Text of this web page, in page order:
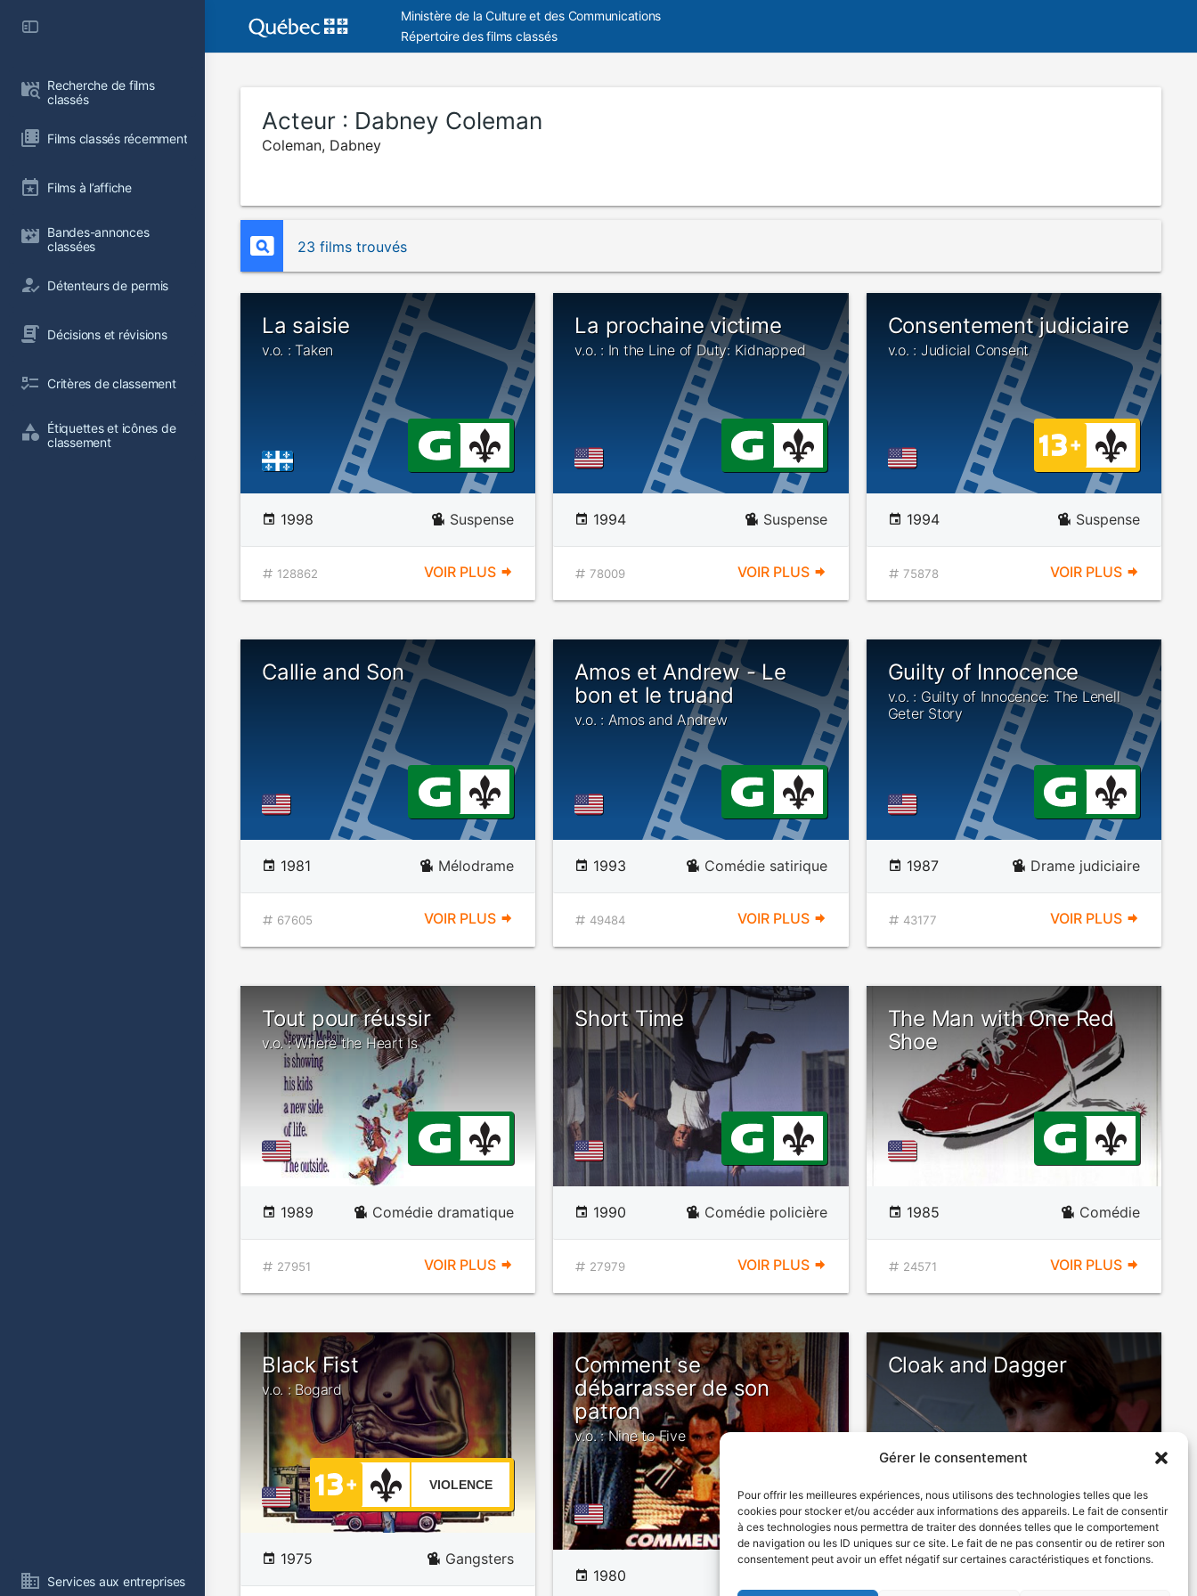
Gérer le consentement
Pour offrir les meilleures expériences, nous utilisons des technologies telles que les
cookies pour stocker et/ou accéder aux informations des appareils. Le fait de consentir
à ces technologies nous permettra de traiter des données telles que le comportement
de navigation ou les ID uniques sur ce site. Le fait de ne pas consentir ou de retirer son
consentement peut avoir un effet négatif sur certaines caractéristiques et fonctions.
Recherche de films
classés
Films classés récemment
Films à l’affiche
Bandes-annonces
classées
Détenteurs de permis
Décisions et révisions
Critères de classement
Étiquettes et icônes de
classement
Services aux entreprises
Ministère de la Culture et des Communications
Répertoire des films classés
Acteur : Dabney Coleman
Coleman, Dabney
23 films trouvés
La saisie
v.o. : Taken
1998 Suspense
128862 VOIR PLUS
La prochaine victime
v.o. : In the Line of Duty: Kidnapped
1994 Suspense
78009 VOIR PLUS
Consentement judiciaire
v.o. : Judicial Consent
1994 Suspense
75878 VOIR PLUS
Callie and Son
1981 Mélodrame
67605 VOIR PLUS
Amos et Andrew - Le
bon et le truand
v.o. : Amos and Andrew
1993 Comédie satirique
49484 VOIR PLUS
Guilty of Innocence
v.o. : Guilty of Innocence: The Lenell
Geter Story
1987 Drame judiciaire
43177 VOIR PLUS
Tout pour réussir
v.o. : Where the Heart Is
1989 Comédie dramatique
27951 VOIR PLUS
Short Time
1990 Comédie policière
27979 VOIR PLUS
The Man with One Red
Shoe
1985 Comédie
24571 VOIR PLUS
Black Fist
v.o. : Bogard
VIOLENCE
1975 Gangsters
Comment se
débarrasser de son
patron
v.o. : Nine to Five
1980
Cloak and Dagger
1984 Suspense